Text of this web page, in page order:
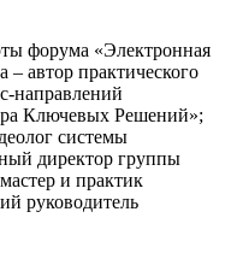
форума «Электронная
– автор практического
направлений
Ключевых Решений»;
системы
директор группы
и практик
руководитель